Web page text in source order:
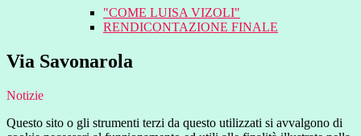
"COME LUISA VIZOLI"
RENDICONTAZIONE FINALE
Via Savonarola
Notizie
Questo sito o gli strumenti terzi da questo utilizzati si avvalgono di